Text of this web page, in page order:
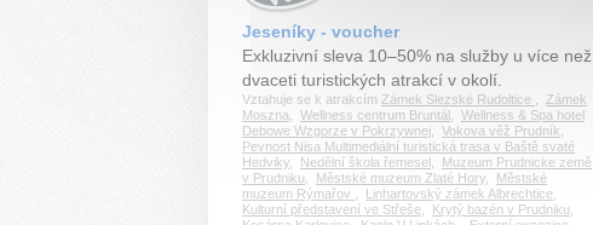
Jeseníky - voucher
Exkluzivní sleva 10–50% na služby u více než
dvaceti turistických atrakcí v okolí.
Vztahuje se k atrakcím Zámek Slezské Rudoltice
Zámek
Moszna
Wellness centrum Bruntál
Wellness & Spa hotel
Debowe Wzgorze v Pokrzywnej
Vokova věž Prudník
Pevnost Nisa Multimediální turistická trasa v Baště svaté
Hedviky
Nedělní škola řemesel
Muzeum Prudnicke země
v Prudniku
Městské muzeum Zlaté Hory
Městské
muzeum Rýmařov
Linhartovský zámek Albrechtice
Kulturní představení ve Střeše
Krytý bazén v Prudniku